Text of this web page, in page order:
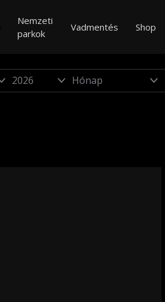
Nemzeti
parkok
Vadmentés Shop